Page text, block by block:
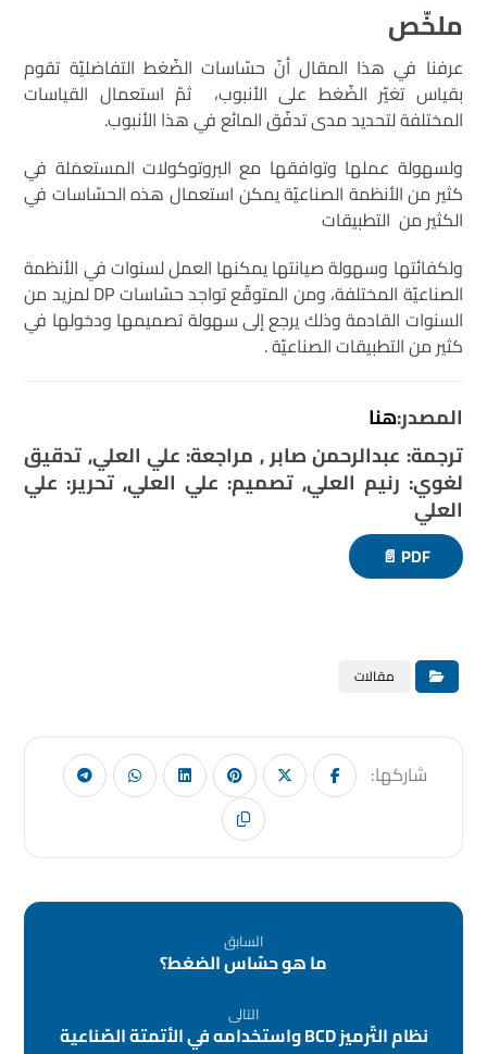
ملخّص
عرفنا في هذا المقال أنّ حسّاسات الضّغط التفاضليّة تقوم
بقياس تغيّر الضّغط على الأنبوب، ثمّ استعمال القياسات
المختلفة لتحديد مدى تدفّق المائع في هذا الأنبوب.
ولسهولة عملها وتوافقها مع البروتوكولات المستعمَلة في
كثير من الأنظمة الصناعيّة يمكن استعمال هذه الحسّاسات في
الكثير من التطبيقات
ولكفائتها وسهولة صيانتها يمكنها العمل لسنوات في الأنظمة
الصناعيّة المختلفة، ومن المتوقّع تواجد حسّاسات DP لمزيد من
السنوات القادمة وذلك يرجع إلى سهولة تصميمها ودخولها في
كثير من التطبيقات الصناعيّة .
المصدر:هنا
ترجمة: عبدالرحمن صابر , مراجعة: علي العلي, تدقيق
لغوي: رنيم العلي, تصميم: علي العلي, تحرير: علي
العلي
PDF 📄
مقالات
السابق
ما هو حسّاس الضغط؟
التالى
نظام التّرميز BCD واستخدامه في الأتمتة الصّناعية